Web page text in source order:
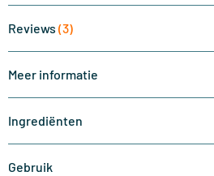
Reviews (3)
Meer informatie
Ingrediënten
Gebruik